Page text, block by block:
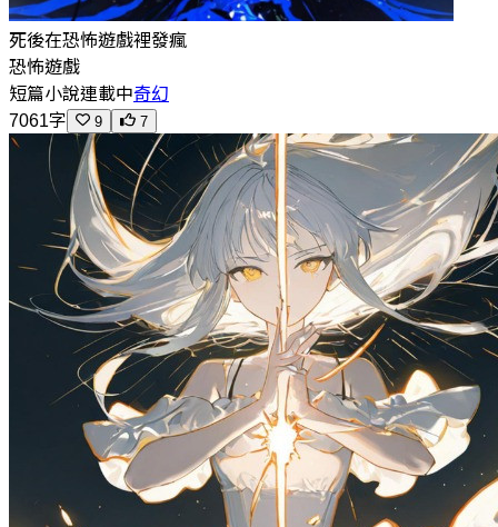
死後在恐怖遊戲裡發瘋
恐怖遊戲
短篇小說連載中奇幻
7061字
9 7